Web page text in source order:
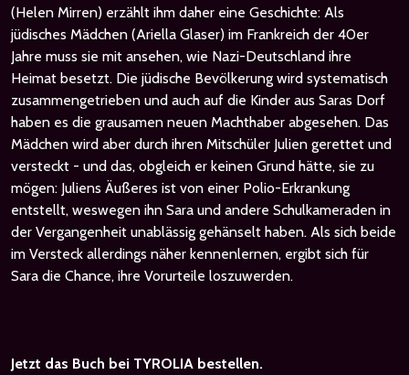
(Helen Mirren) erzählt ihm daher eine Geschichte: Als
jüdisches Mädchen (Ariella Glaser) im Frankreich der 40er
Jahre muss sie mit ansehen, wie Nazi-Deutschland ihre
Heimat besetzt. Die jüdische Bevölkerung wird systematisch
zusammengetrieben und auch auf die Kinder aus Saras Dorf
haben es die grausamen neuen Machthaber abgesehen. Das
Mädchen wird aber durch ihren Mitschüler Julien gerettet und
versteckt - und das, obgleich er keinen Grund hätte, sie zu
mögen: Juliens Äußeres ist von einer Polio-Erkrankung
entstellt, weswegen ihn Sara und andere Schulkameraden in
der Vergangenheit unablässig gehänselt haben. Als sich beide
im Versteck allerdings näher kennenlernen, ergibt sich für
Sara die Chance, ihre Vorurteile loszuwerden.
Jetzt das Buch bei TYROLIA bestellen.